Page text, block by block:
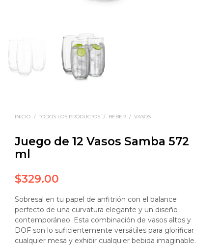
INICIO / TODOS LOS PRODUCTOS / BEBER / VASOS
Juego de 12 Vasos Samba 572
ml
$329.00
Sobresal en tu papel de anfitrión con el balance
perfecto de una curvatura elegante y un diseño
contemporáneo. Esta combinación de vasos altos y
DOF son lo suficientemente versátiles para glorificar
cualquier mesa y exhibir cualquier bebida imaginable.